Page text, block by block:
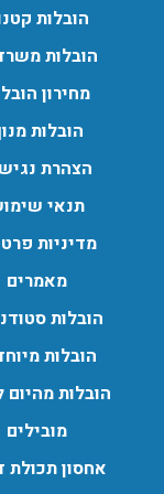
החל מהובלת
הובלות
תכולת דירה שלמה
הובלות
הובלות
מחירון
הובלות
הצהרת
תנאי
מדיניות
מאמרים
הובלות
הובלות
הובלות מהיום
מובילים
אחסון תכולת